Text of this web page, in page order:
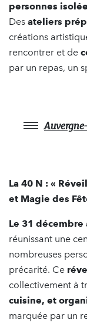
personnes
Des ateliers
créations
rencontrer et de
par un repas, un
La 40 N : «
et Magie des
Le 31
réunissant une
nombreuses
précarité. Ce
collectivement à
cuisine, et
marquée par un